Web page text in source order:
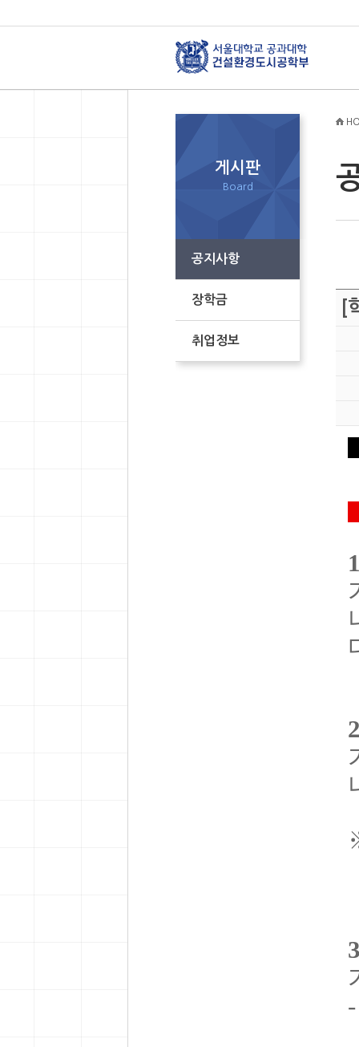
게시판
Board
공지사항
장학금
취업정보
[